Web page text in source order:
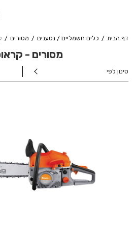
דף הבית כלים חשמליים / נטענים מסורים
מסורים -
סינון לפי